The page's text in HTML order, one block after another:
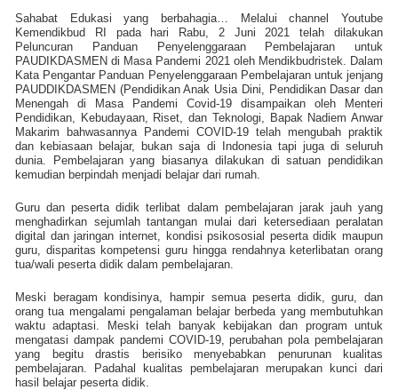
Sahabat Edukasi yang berbahagia… Melalui channel Youtube
Kemendikbud RI pada hari Rabu, 2 Juni 2021 telah dilakukan
Peluncuran Panduan Penyelenggaraan Pembelajaran untuk
PAUDIKDASMEN di Masa Pandemi 2021 oleh Mendikbudristek. Dalam
Kata Pengantar Panduan Penyelenggaraan Pembelajaran untuk jenjang
PAUDDIKDASMEN (Pendidikan Anak Usia Dini, Pendidikan Dasar dan
Menengah di Masa Pandemi Covid-19 disampaikan oleh Menteri
Pendidikan, Kebudayaan, Riset, dan Teknologi, Bapak Nadiem Anwar
Makarim bahwasannya Pandemi COVID-19 telah mengubah praktik
dan kebiasaan belajar, bukan saja di Indonesia tapi juga di seluruh
dunia. Pembelajaran yang biasanya dilakukan di satuan pendidikan
kemudian berpindah menjadi belajar dari rumah.
Guru dan peserta didik terlibat dalam pembelajaran jarak jauh yang
menghadirkan sejumlah tantangan mulai dari ketersediaan peralatan
digital dan jaringan internet, kondisi psikososial peserta didik maupun
guru, disparitas kompetensi guru hingga rendahnya keterlibatan orang
tua/wali peserta didik dalam pembelajaran.
Meski beragam kondisinya, hampir semua peserta didik, guru, dan
orang tua mengalami pengalaman belajar berbeda yang membutuhkan
waktu adaptasi. Meski telah banyak kebijakan dan program untuk
mengatasi dampak pandemi COVID-19, perubahan pola pembelajaran
yang begitu drastis berisiko menyebabkan penurunan kualitas
pembelajaran. Padahal kualitas pembelajaran merupakan kunci dari
hasil belajar peserta didik.